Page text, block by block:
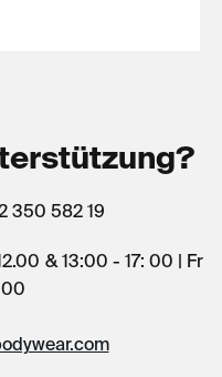
350 582 19
& 13:00 - 17: 00 | Fr